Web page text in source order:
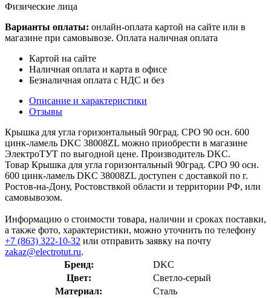
Физические лица
Варианты оплаты: онлайн-оплата картой на сайте или в
магазине при самовывозе. Оплата наличная оплата
Картой на сайте
Наличная оплата и карта в офисе
Безналичная оплата с НДС и без
Описание и характеристики
Отзывы
Крышка для угла горизонтальный 90град. CPO 90 осн. 600
цинк-ламель DKC 38008ZL можно приобрести в магазине
ЭлектроТУТ по выгодной цене. Производитель DKC.
Товар Крышка для угла горизонтальный 90град. CPO 90 осн.
600 цинк-ламель DKC 38008ZL доступен с доставкой по г.
Ростов-на-Дону, Ростовствкой области и территории РФ, или
самовывозом.
Информацию о стоимости товара, наличии и сроках поставки,
а также фото, характеристики, можно уточнить по телефону
+7 (863) 322-10-32 или отправить заявку на почту
zakaz@electrotut.ru.
Бренд:
DKC
Цвет:
Светло-серый
Материал:
Сталь